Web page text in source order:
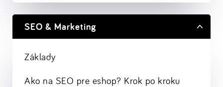
SEO & Marketing
Základy
Ako na SEO pre eshop? Krok po kroku